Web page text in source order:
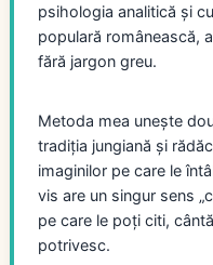
psihologia analitică și
populară românească,
fără jargon greu.
Metoda mea unește
tradiția jungiană și
imaginilor pe care le
vis are un singur sens
pe care le poți citi,
potrivesc.